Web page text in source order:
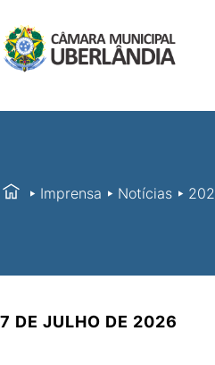
Imprensa Notícias
7 DE JULHO DE 2026